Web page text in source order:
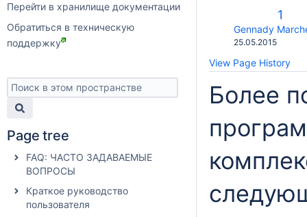
Перейти в хранилище документации
Обратиться в техническую
поддержку
Page tree
FAQ: ЧАСТО ЗАДАВАЕМЫЕ
ВОПРОСЫ
Краткое руководство
пользователя
Old
1
Gennady
Saved
25.05.2015
View Page History
Более